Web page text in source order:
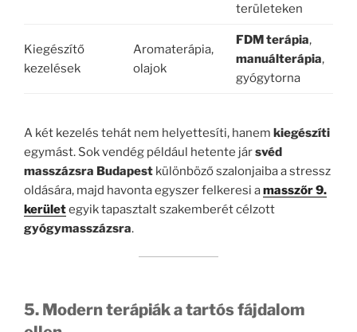
területeken
Kiegészítő
kezelések
Aromaterápia,
olajok
FDM terápia,
manuálterápia,
gyógytorna
A két kezelés tehát nem helyettesíti, hanem kiegészíti
egymást. Sok vendég például hetente jársvéd
masszázsra Budapest különböző szalonjaiba a stressz
oldására, majd havonta egyszer felkeresi amasszőr 9.
kerületegyik tapasztalt szakemberét célzott
gyógymasszázsra.
5. Modern terápiák a tartós fájdalom